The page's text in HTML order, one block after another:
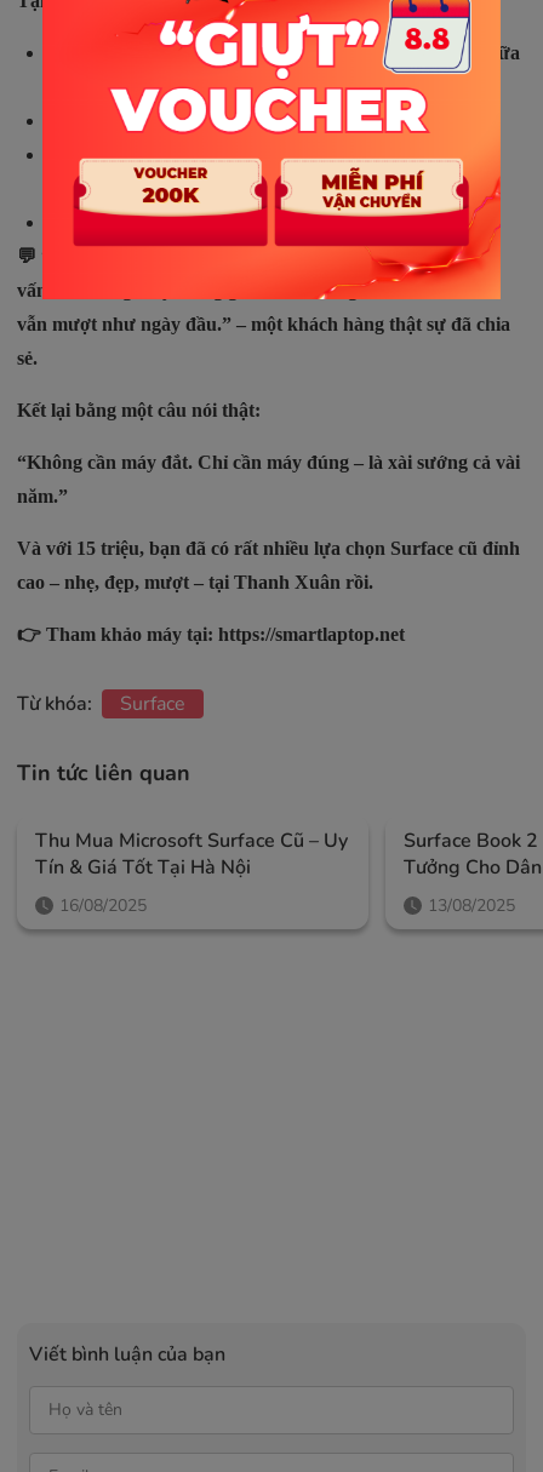
Máy zin, đẹp từ 95% trở lên – đã test kỹ, không sửa chữa
Bảo hành tháng, hỗ trợ đổi trả nếu lỗi
Ship toàn quốc, cài sẵn phần mềm, nhận máy là dùng
được
Tư vấn đúng – test máy cùng khách – không mập mờ
💬 “Ở đây họ không ép mua. Họ hỏi kỹ mình cần gì, rồi tư
vấn đưa đúng máy, đúng giá. Mình mang về xài 1 năm rồi,
vẫn mượt như ngày đầu.” – một khách hàng thật sự đã chia
sẻ.
Kết lại bằng một câu nói thật:
“Không cần máy đắt. Chỉ cần máy đúng – là xài sướng cả vài
năm.”
Và với 15 triệu, bạn đã có rất nhiều lựa chọn Surface cũ đỉnh
cao – nhẹ, đẹp, mượt – tại Thanh Xuân rồi.
👉 Tham khảo máy tại: https://smartlaptop.net
Từ khóa: Surface
Tin tức liên quan
Thu Mua Microsoft Surface Cũ – Uy
Tín & Giá Tốt Tại Hà Nội
16/08/2025
Surface Book
Tưởng Cho
Tạo Nội Dung
13/08/2025
Viết bình luận của bạn